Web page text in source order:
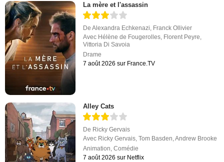
La mère et l'assassin
DeAlexandra Echkenazi Franck Ollivier
Avec Hélène de Fougerolles Florent Peyre
Vittoria Di Savoia
Drame
7 août 2026 sur France.TV
Alley Cats
De Ricky Gervais
Avec Ricky Gervais,Tom Basden,Andrew Brooke
Animation,Comédie
7 août 2026 sur Netflix